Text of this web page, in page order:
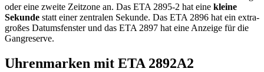
oder eine zweite Zeitzone an. Das ETA 2895-2 hat eine kleine
Sekunde statt einer zentralen Sekunde. Das ETA 2896 hat ein extra-
großes Datumsfenster und das ETA 2897 hat eine Anzeige für die
Gangreserve.
Uhrenmarken mit ETA 2892A2